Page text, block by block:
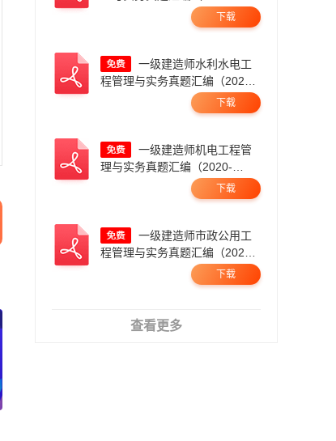
下载
程管理与实务真题汇编（2020-
2025，21年暂缺）.pdf
下载
理与实务真题汇编（2020-
下载
程管理与实务真题汇编（2020-
下载
查看更多